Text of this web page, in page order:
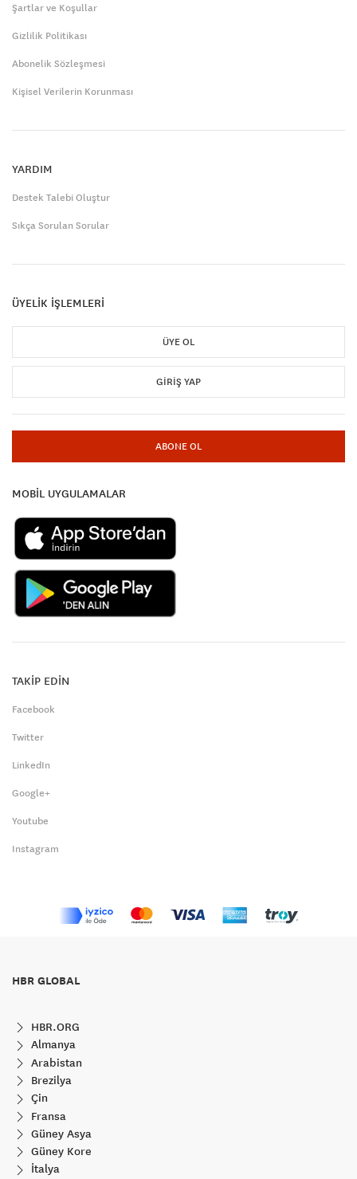
Şartlar ve Koşullar
Gizlilik Politikası
Abonelik Sözleşmesi
Kişisel Verilerin Korunması
YARDIM
Destek Talebi Oluştur
Sıkça Sorulan Sorular
ÜYELİK İŞLEMLERİ
ÜYE OL
GIRIŞ YAP
ABONE OL
MOBİL UYGULAMALAR
TAKİP EDİN
Facebook
Twitter
LinkedIn
Google+
Youtube
Instagram
HBR GLOBAL
HBR.ORG
Almanya
Arabistan
Brezilya
Çin
Fransa
Güney Asya
Güney Kore
İtalya